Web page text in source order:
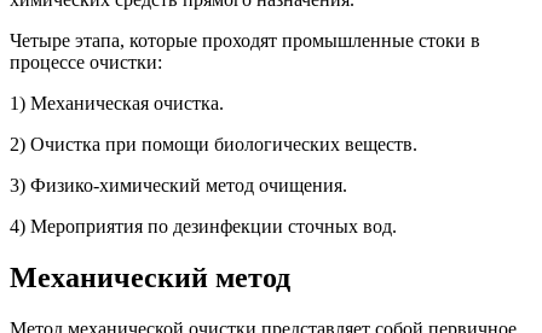
Четыре этапа, которые проходят промышленные стоки в
процессе очистки:
1) Механическая очистка.
2) Очистка при помощи биологических веществ.
3) Физико-химический метод очищения.
4) Мероприятия по дезинфекции сточных вод.
Механический метод
Метод механической очистки представляет собой первичное